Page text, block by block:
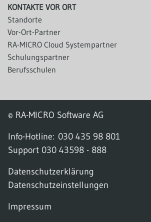
KONTAKTE VOR ORT
Standorte
Vor-Ort-Partner
RA-MICRO Cloud Systempartner
Schulungspartner
Berufsschulen
© RA-MICRO Software AG
Info-Hotline: 030 435 98 801
Support 030 43598 - 888
Datenschutzerklärung
Datenschutzeinstellungen
Impressum